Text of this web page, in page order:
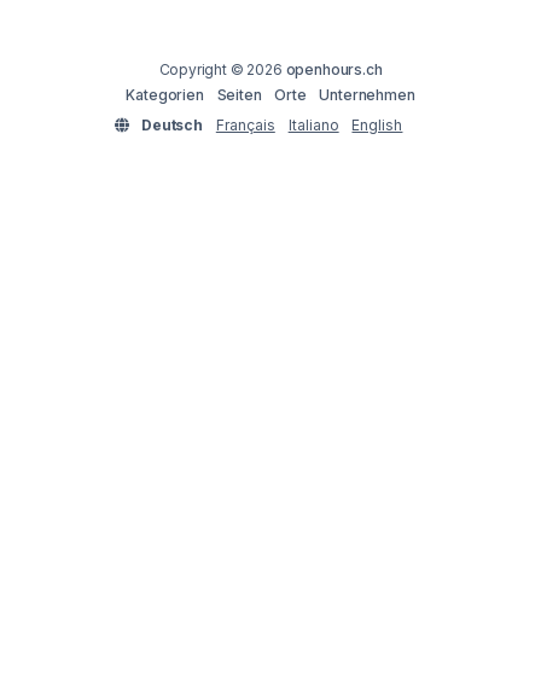
Copyright © 2026 openhours.ch
Kategorien
Seiten Orte
Unternehmen
Deutsch
Français Italiano English